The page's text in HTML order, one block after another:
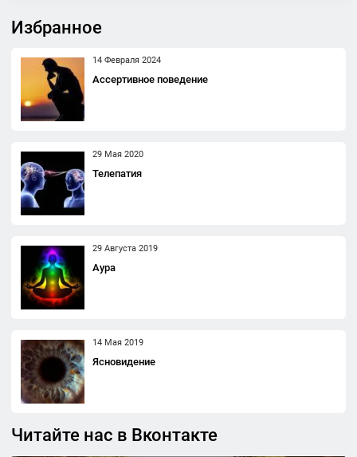
Избранное
14 Февраля 2024
Ассертивное поведение
29 Мая 2020
Телепатия
29 Августа 2019
Аура
14 Мая 2019
Ясновидение
Читайте нас в Вконтакте